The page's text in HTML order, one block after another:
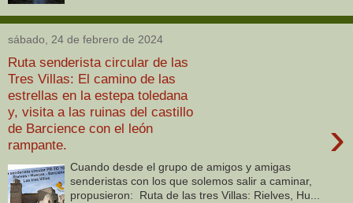
sábado, 24 de febrero de 2024
Ruta senderista circular de las
Tres Villas: El camino de las
estrellas en la estepa toledana
y, visita a las ruinas del castillo
de Barcience con el león
rampante.
›
Cuando desde el grupo de amigos y amigas
senderistas con los que solemos salir a caminar,
propusieron: Ruta de las tres Villas: Rielves, Hu...